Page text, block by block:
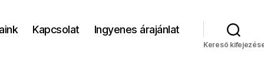
Kapcsolat Ingyenes árajánlat
Kereső